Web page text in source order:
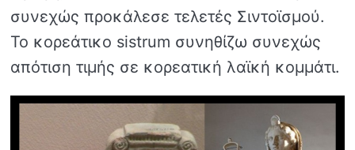
συνεχώς προκάλεσε τελετές Σιντοϊσμού.
Το κορεάτικο sistrum συνηθίζω συνεχώς
απότιση τιμής σε κορεατική λαϊκή κομμάτι.